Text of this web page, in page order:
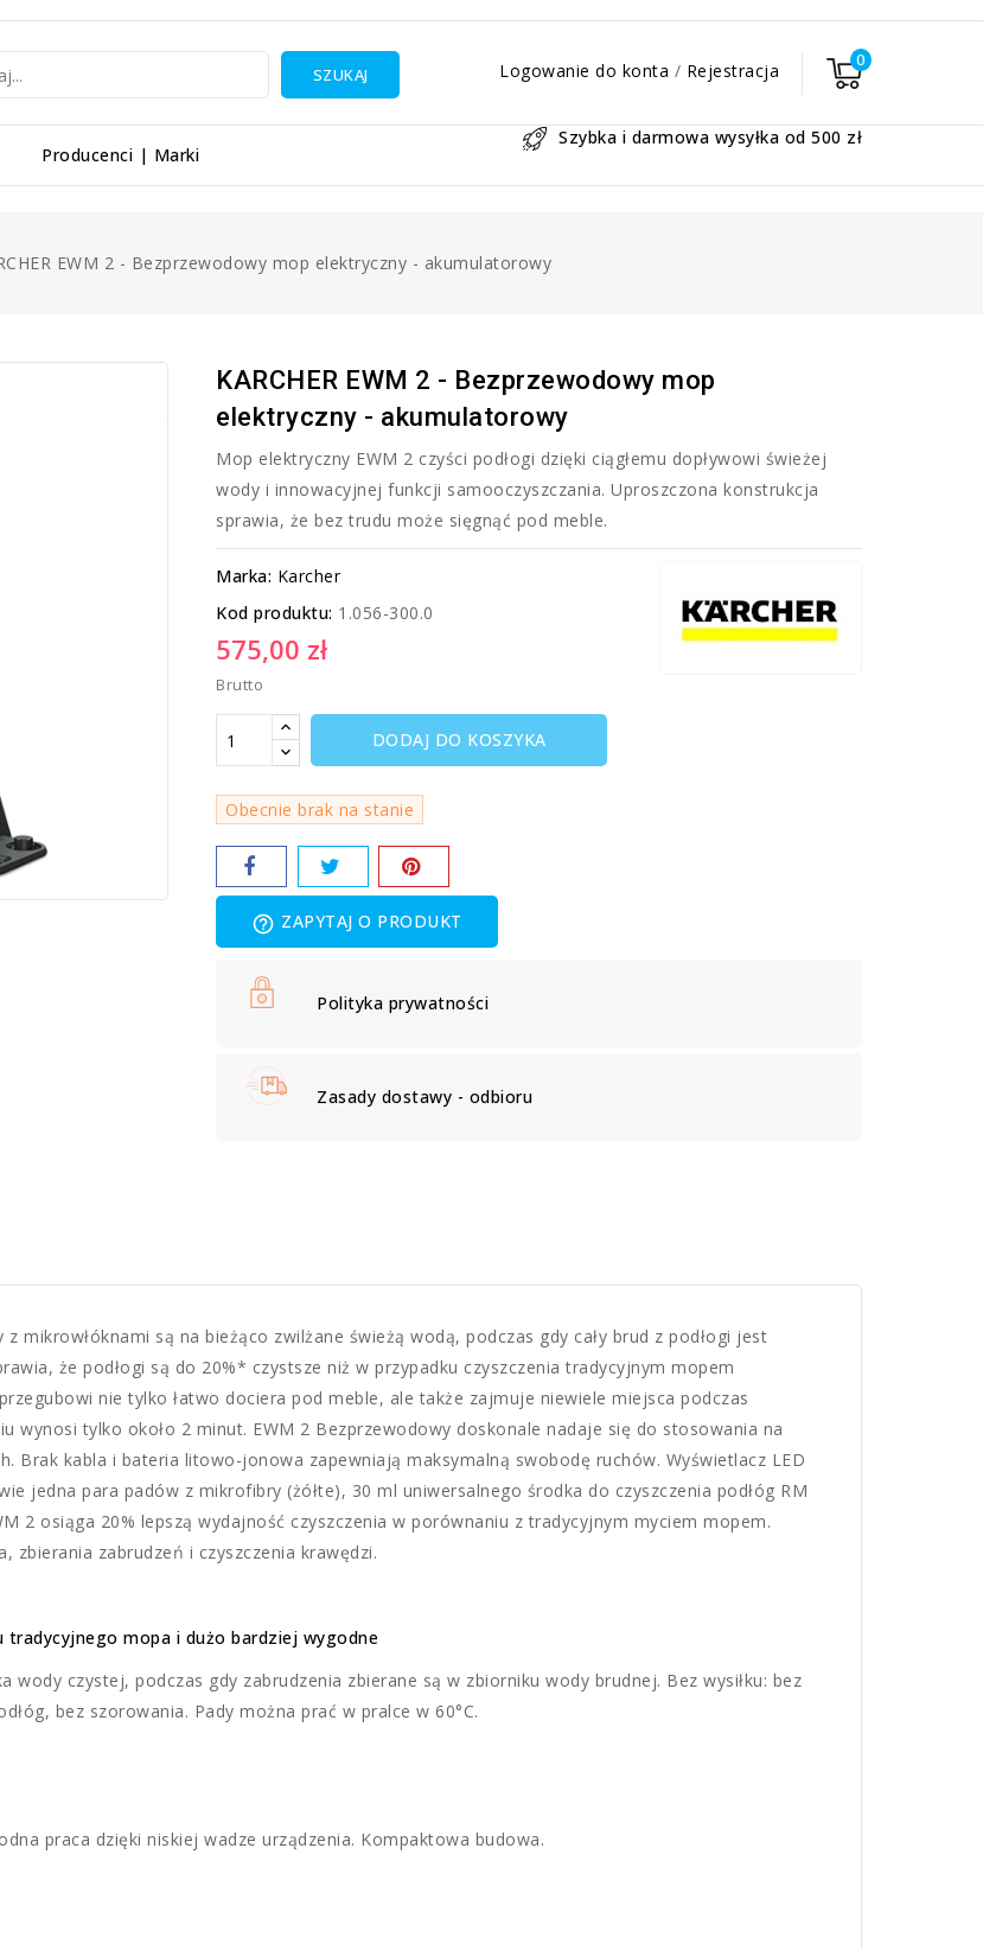
0
Logowanie do konta / Rejestracja
SZUKAJ
Producenci | Marki
Szybka i darmowa wysyłka od 500 zł
EWM 2 - Bezprzewodowy mop elektryczny - akumulatorowy
KARCHER EWM 2 - Bezprzewodowy mop
elektryczny - akumulatorowy
Mop elektryczny EWM 2 czyści podłogi dzięki ciągłemu dopływowi świeżej
wody i innowacyjnej funkcji samooczyszczania. Uproszczona konstrukcja
sprawia, że bez trudu może sięgnąć pod meble.
Marka: Karcher
Kod produktu: 1.056-300.0
575,00 zł
Brutto
DODAJ DO KOSZYKA
Obecnie brak na stanie
help_outline ZAPYTAJ O PRODUKT
Polityka prywatności
Zasady dostawy - odbioru
mikrowłóknami są na bieżąco zwilżane świeżą wodą, podczas gdy cały brud z podłogi jest
że ​​podłogi są do 20%* czystsze niż w przypadku czyszczenia tradycyjnym mopem
nie tylko łatwo dociera pod meble, ale także zajmuje niewiele miejsca podczas
wynosi tylko około 2 minut. EWM 2 Bezprzewodowy doskonale nadaje się do stosowania na
Brak kabla i bateria litowo-jonowa zapewniają maksymalną swobodę ruchów. Wyświetlacz LED
jedna para padów z mikrofibry (żółte), 30 ml uniwersalnego środka do czyszczenia podłóg RM
2 osiąga 20% lepszą wydajność czyszczenia w porównaniu z tradycyjnym myciem mopem.
zbierania zabrudzeń i czyszczenia krawędzi.
mopa i dużo bardziej wygodne
wody czystej, podczas gdy zabrudzenia zbierane są w zbiorniku wody brudnej. Bez wysiłku: bez
bez szorowania. Pady można prać w pralce w 60°C.
praca dzięki niskiej wadze urządzenia. Kompaktowa budowa.